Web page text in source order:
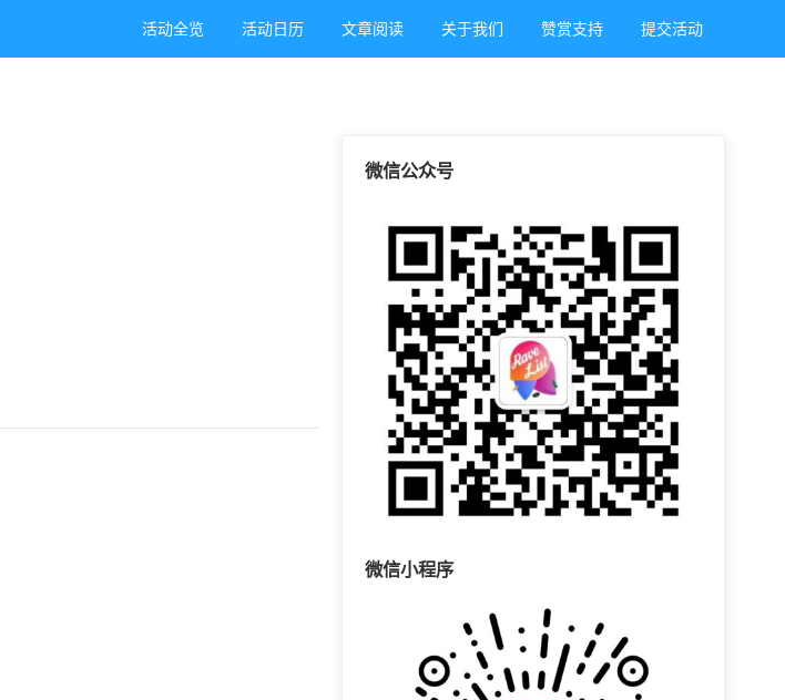
活动全览 活动日历 文章阅读 关于我们 赞赏支持 提交活动
微信公众号
微信小程序